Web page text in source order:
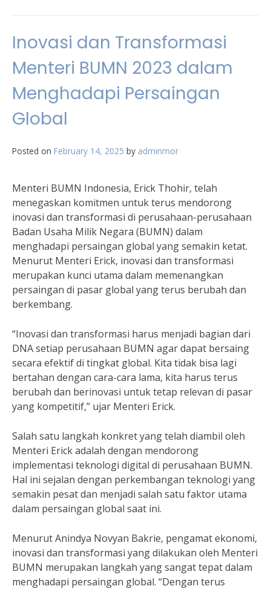
Inovasi dan Transformasi
Menteri BUMN 2023 dalam
Menghadapi Persaingan
Global
Posted on February 14, 2025 by adminmor
Menteri BUMN Indonesia, Erick Thohir, telah
menegaskan komitmen untuk terus mendorong
inovasi dan transformasi di perusahaan-perusahaan
Badan Usaha Milik Negara (BUMN) dalam
menghadapi persaingan global yang semakin ketat.
Menurut Menteri Erick, inovasi dan transformasi
merupakan kunci utama dalam memenangkan
persaingan di pasar global yang terus berubah dan
berkembang.
“Inovasi dan transformasi harus menjadi bagian dari
DNA setiap perusahaan BUMN agar dapat bersaing
secara efektif di tingkat global. Kita tidak bisa lagi
bertahan dengan cara-cara lama, kita harus terus
berubah dan berinovasi untuk tetap relevan di pasar
yang kompetitif,” ujar Menteri Erick.
Salah satu langkah konkret yang telah diambil oleh
Menteri Erick adalah dengan mendorong
implementasi teknologi digital di perusahaan BUMN.
Hal ini sejalan dengan perkembangan teknologi yang
semakin pesat dan menjadi salah satu faktor utama
dalam persaingan global saat ini.
Menurut Anindya Novyan Bakrie, pengamat ekonomi,
inovasi dan transformasi yang dilakukan oleh Menteri
BUMN merupakan langkah yang sangat tepat dalam
menghadapi persaingan global. “Dengan terus